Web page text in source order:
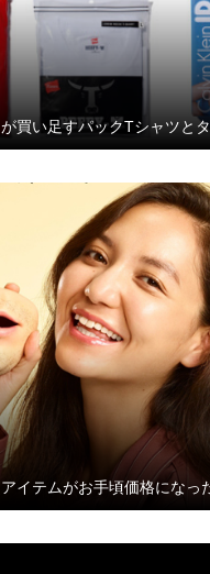
買い足すパックTシャツと
イテムがお手頃価格になっ